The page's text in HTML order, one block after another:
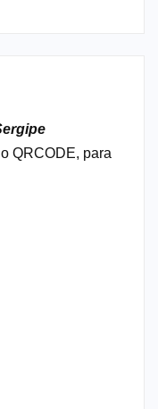
QRCODE, para